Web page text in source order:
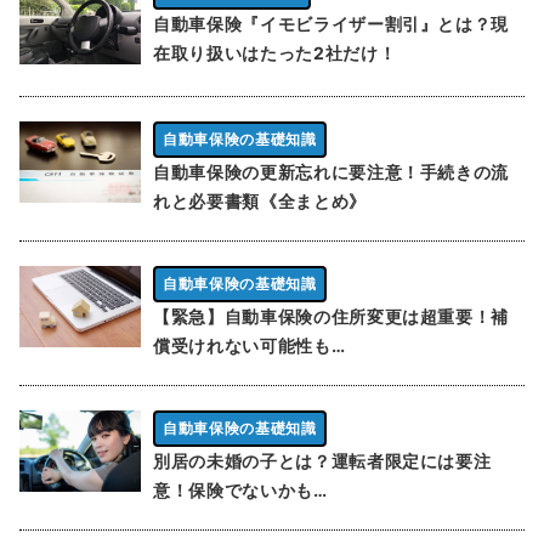
自動車保険『イモビライザー割引』とは？現
在取り扱いはたった2社だけ！
自動車保険の基礎知識
自動車保険の更新忘れに要注意！手続きの流
れと必要書類《全まとめ》
自動車保険の基礎知識
【緊急】自動車保険の住所変更は超重要！補
償受けれない可能性も…
自動車保険の基礎知識
別居の未婚の子とは？運転者限定には要注
意！保険でないかも…